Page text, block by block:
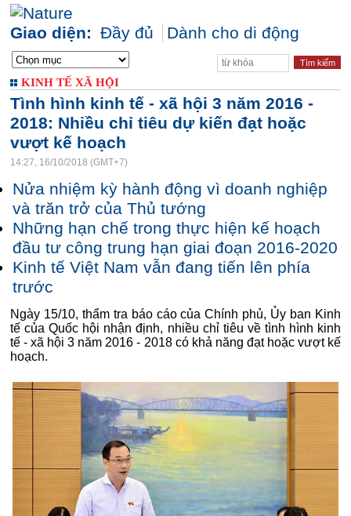
Giao diện: Đầy đủ Dành cho di động
KINH TẾ XÃ HỘI
Tình hình kinh tế - xã hội 3 năm 2016 -
2018: Nhiều chỉ tiêu dự kiến đạt hoặc
vượt kế hoạch
14:27, 16/10/2018 (GMT+7)
Nửa nhiệm kỳ hành động vì doanh nghiệp
và trăn trở của Thủ tướng
Những hạn chế trong thực hiện kế hoạch
đầu tư công trung hạn giai đoạn 2016-2020
Kinh tế Việt Nam vẫn đang tiến lên phía
trước
Ngày 15/10, thẩm tra báo cáo của Chính phủ, Ủy ban Kinh
tế của Quốc hội nhận định, nhiều chỉ tiêu về tình hình kinh
tế - xã hội 3 năm 2016 - 2018 có khả năng đạt hoặc vượt kế
hoạch.